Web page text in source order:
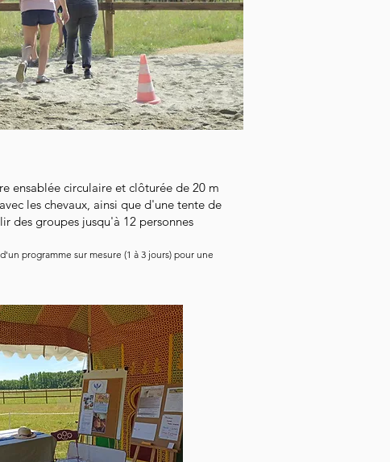
ensablée circulaire et clôturée de 20 m
les chevaux, ainsi que d'une tente de
des groupes jusqu'à 12 personnes
programme sur mesure (1 à 3 jours) pour une